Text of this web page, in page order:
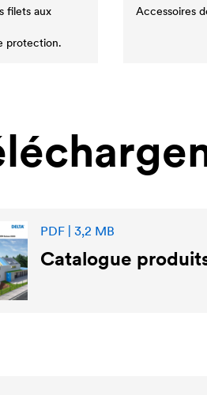
filets aux
protection.
Accessoires
PDF | 3,2 MB
Catalogue